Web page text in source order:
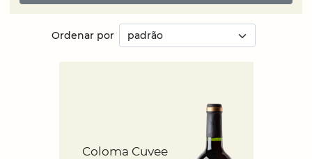
Ordenar por
Coloma Cuvee